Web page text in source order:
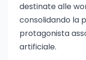
destinate alle
consolidando la
protagonista
artificiale.